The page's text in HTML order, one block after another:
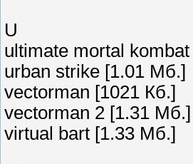
U
ultimate mortal
urban strike [1.01 Мб.]
vectorman [1021 Кб.]
vectorman 2 [1.31 Мб.]
virtual bart [1.33 Мб.]